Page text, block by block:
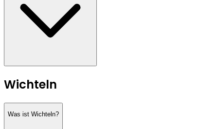
Wichteln
Was ist Wichteln?